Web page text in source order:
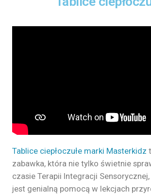
Tablice ciepłoczułe marki Masterkidz
zabawka, która nie tylko świetnie
czasie Terapii Integracji
jest genialną pomocą w lekcjach